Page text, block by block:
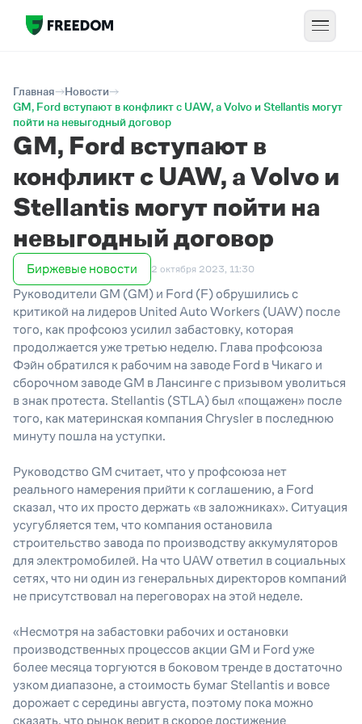
Главная
Новости
GM, Ford вступают в конфликт с UAW, а Volvo и Stellantis могут
пойти на невыгодный договор
GM, Ford вступают в
конфликт с UAW, а Volvo и
Stellantis могут пойти на
невыгодный договор
Биржевые новости 2 октября 2023, 11:30
Руководители GM (GM) и Ford (F) обрушились с
критикой на лидеров United Auto Workers (UAW) после
того, как профсоюз усилил забастовку, которая
продолжается уже третью неделю. Глава профсоюза
Фэйн обратился к рабочим на заводе Ford в Чикаго и
сборочном заводе GM в Лансинге с призывом уволиться
в знак протеста. Stellantis (STLA) был «пощажен» после
того, как материнская компания Chrysler в последнюю
минуту пошла на уступки.
Руководство GM считает, что у профсоюза нет
реального намерения прийти к соглашению, а Ford
сказал, что их просто держать «в заложниках». Ситуация
усугубляется тем, что компания остановила
строительство завода по производству аккумуляторов
для электромобилей. На что UAW ответил в социальных
сетях, что ни один из генеральных директоров компаний
не присутствовал на переговорах на этой неделе.
«Несмотря на забастовки рабочих и остановки
производственных процессов акции GM и Ford уже
более месяца торгуются в боковом тренде в достаточно
узком диапазоне, а стоимость бумаг Stellantis и вовсе
дорожает с середины августа, поэтому пока можно
сказать, что рынок верит в скорое достижение